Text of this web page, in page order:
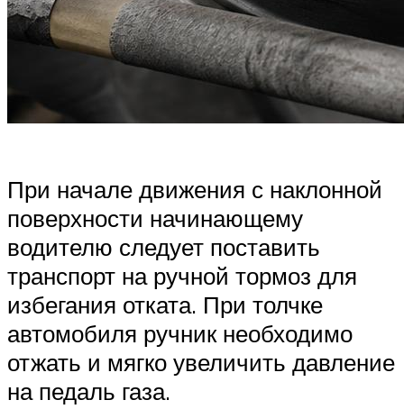
При начале движения с наклонной
поверхности начинающему
водителю следует поставить
транспорт на ручной тормоз для
избегания отката. При толчке
автомобиля ручник необходимо
отжать и мягко увеличить давление
на педаль газа.